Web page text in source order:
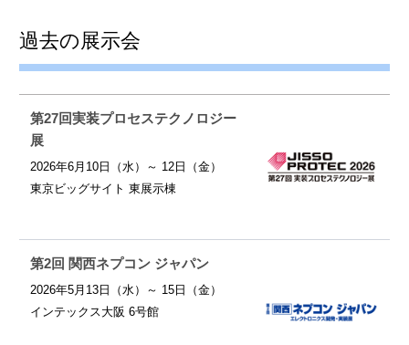
過去の展示会
第27回実装プロセステクノロジー
展
2026年6月10日（水）～ 12日（金）
東京ビッグサイト 東展示棟
第2回 関西ネプコン ジャパン
2026年5月13日（水）～ 15日（金）
インテックス大阪 6号館